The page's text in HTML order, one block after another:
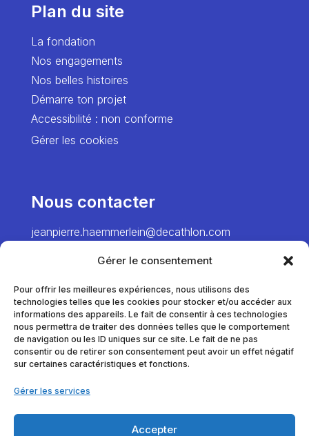
Gérer le consentement
Pour offrir les meilleures expériences, nous utilisons des
technologies telles que les cookies pour stocker et/ou accéder aux
informations des appareils. Le fait de consentir à ces technologies
nous permettra de traiter des données telles que le comportement
de navigation ou les ID uniques sur ce site. Le fait de ne pas
consentir ou de retirer son consentement peut avoir un effet négatif
sur certaines caractéristiques et fonctions.
Gérer les services
Accepter
Plan du site
La fondation
Nos engagements
Nos belles histoires
Démarre ton projet
Accessibilité : non conforme
Gérer les cookies
Nous contacter
jeanpierre.haemmerlein@decathlon.com
→ Director
Manager – Europe
marie.pinel@decathlon.com
→ Project Manager – France
thomas.dumortier@decathlon.com
→ Project Manager – France
anna.veracx@decathlon.com
→ Project Manager – International